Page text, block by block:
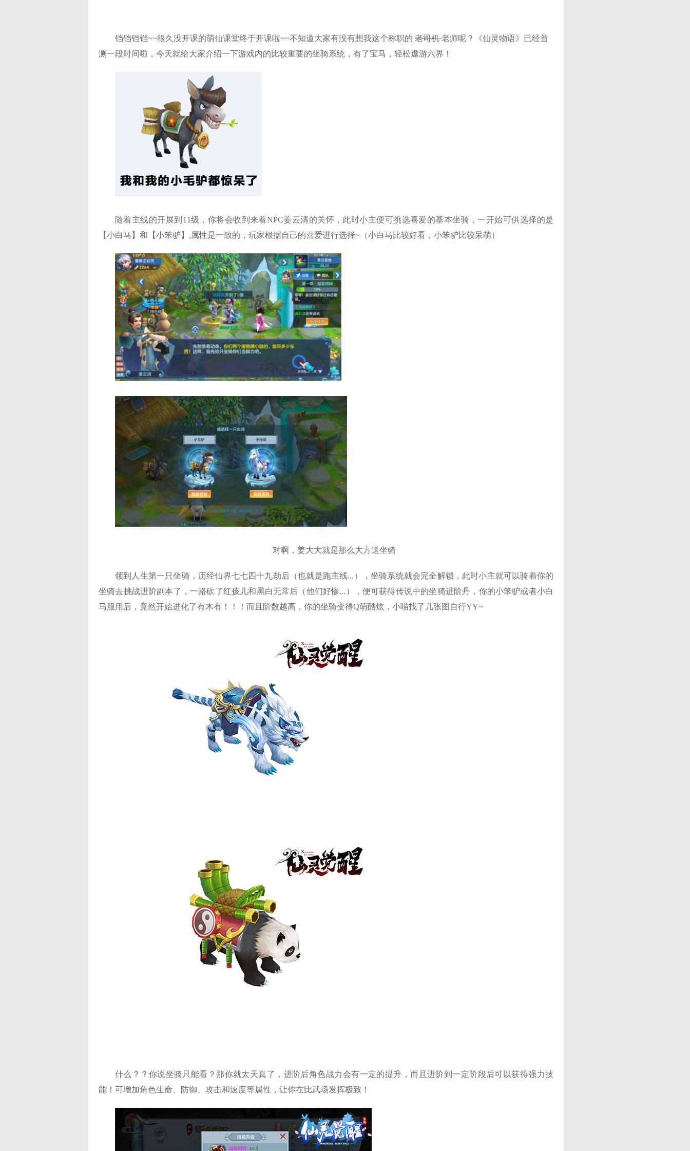
铛铛铛铛~~很久没开课的萌仙课堂终于开课啦~~不知道大家有没有想我这个称职的 老司机老师呢？《仙灵物语》已经首
测一段时间啦，今天就给大家介绍一下游戏内的比较重要的坐骑系统，有了宝马，轻松遨游六界！
随着主线的开展到11级，你将会收到来着NPC姜云清的关怀，此时小主便可挑选喜爱的基本坐骑，一开始可供选择的是
【小白马】和【小笨驴】,属性是一致的，玩家根据自己的喜爱进行选择~（小白马比较好看，小笨驴比较呆萌）
对啊，姜大大就是那么大方送坐骑
领到人生第一只坐骑，历经仙界七七四十九劫后（也就是跑主线...），坐骑系统就会完全解锁，此时小主就可以骑着你的
坐骑去挑战进阶副本了，一路砍了红孩儿和黑白无常后（他们好惨...），便可获得传说中的坐骑进阶丹，你的小笨驴或者小白
马服用后，竟然开始进化了有木有！！！而且阶数越高，你的坐骑变得Q萌酷炫，小喵找了几张图自行YY~
什么？？你说坐骑只能看？那你就太天真了，进阶后角色战力会有一定的提升，而且进阶到一定阶段后可以获得强力技
能！可增加角色生命、防御、攻击和速度等属性，让你在比武场发挥极致！